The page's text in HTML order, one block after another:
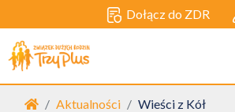
Dołącz do ZDR
Strona główna
Aktualności Wieści z Kół